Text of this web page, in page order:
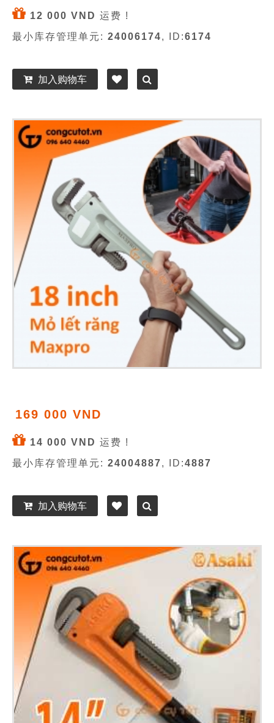
12 000 VND 运费 !
最小库存管理单元: 24006174, ID:6174
加入购物车
169 000 VND
14 000 VND 运费 !
最小库存管理单元: 24004887, ID:4887
加入购物车